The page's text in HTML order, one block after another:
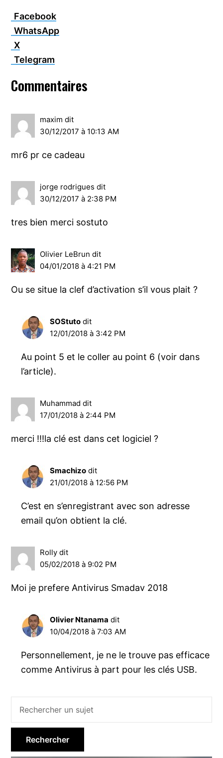
Facebook
WhatsApp
X
Telegram
Interactions
lecteur
Commentaires
maxim dit
30/12/2017 à 10:13 AM
mr6 pr ce cadeau
jorge rodrigues dit
30/12/2017 à 2:38 PM
tres bien merci sostuto
Olivier LeBrun dit
04/01/2018 à 4:21 PM
Ou se situe la clef d’activation s’il vous plait ?
SOStuto dit
12/01/2018 à 3:42 PM
Au point 5 et le coller au point 6 (voir dans
l’article).
Muhammad dit
17/01/2018 à 2:44 PM
merci !!!la clé est dans cet logiciel ?
Smachizo dit
21/01/2018 à 12:56 PM
C’est en s’enregistrant avec son adresse
email qu’on obtient la clé.
Rolly dit
05/02/2018 à 9:02 PM
Moi je prefere Antivirus Smadav 2018
Olivier Ntanama dit
10/04/2018 à 7:03 AM
Personnellement, je ne le trouve pas efficace
comme Antivirus à part pour les clés USB.
Barre
latérale
principale